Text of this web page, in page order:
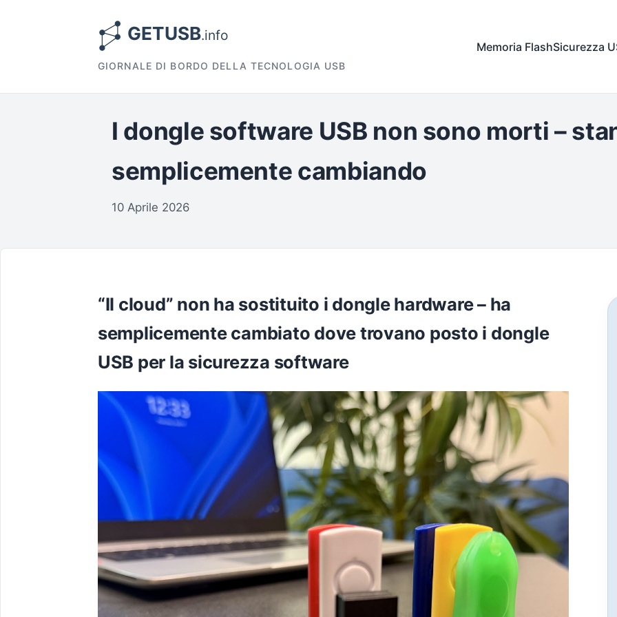
GIORNALE DI BORDO DELLA TECNOLOGIA USB
Memoria FlashSicurezza
I dongle software USB non sono morti –
semplicemente cambiando
10 Aprile 2026
“Il cloud” non ha sostituito i dongle hardware – ha
semplicemente cambiato dove trovano posto i dongle
USB per la sicurezza software